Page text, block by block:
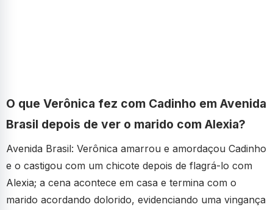
O que Verônica fez com Cadinho em Avenida
Brasil depois de ver o marido com Alexia?
Avenida Brasil: Verônica amarrou e amordaçou Cadinho
e o castigou com um chicote depois de flagrá-lo com
Alexia; a cena acontece em casa e termina com o
marido acordando dolorido, evidenciando uma vingança